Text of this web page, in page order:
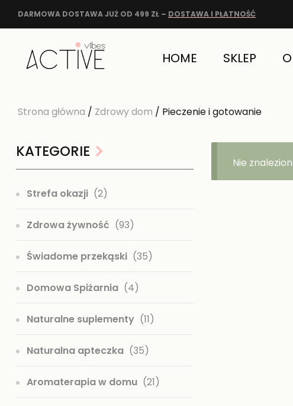
DARMOWA DOSTAWA JUŻ OD 499 ZŁ – DOSTAWA I PŁATNOŚĆ
HOME SKLEP
Strona główna / Zdrowy dom / Pieczenie i gotowanie
Nie
KATEGORIE
Strefa okazji (2)
Zdrowa żywność (93)
Świadome przekąski (35)
Domowa Spiżarnia (4)
Naturalne suplementy (11)
Naturalna apteczka (35)
Aromaterapia w domu (21)